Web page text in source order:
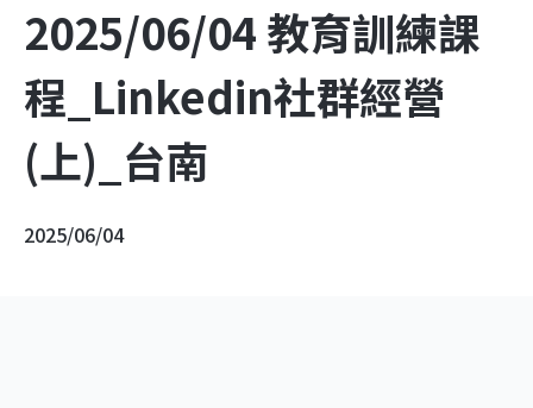
2025/06/04 教育訓練課
程_Linkedin社群經營
(上)_台南
2025/06/04